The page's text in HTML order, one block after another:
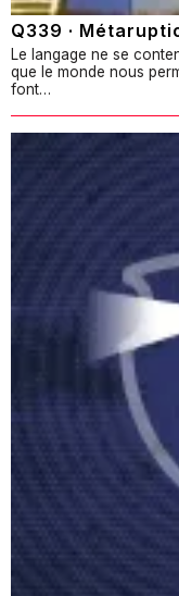
Q339 ·
Le langage ne se
que le monde nous
font…